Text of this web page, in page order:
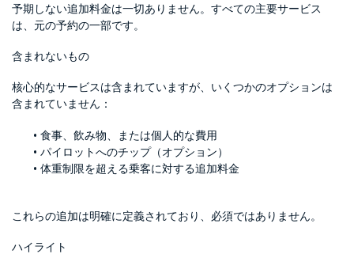
予期しない追加料金は一切ありません。すべての主要サービス
は、元の予約の一部です。
含まれないもの
核心的なサービスは含まれていますが、いくつかのオプションは
含まれていません：
食事、飲み物、または個人的な費用
パイロットへのチップ（オプション）
体重制限を超える乗客に対する追加料金
これらの追加は明確に定義されており、必須ではありません。
ハイライト